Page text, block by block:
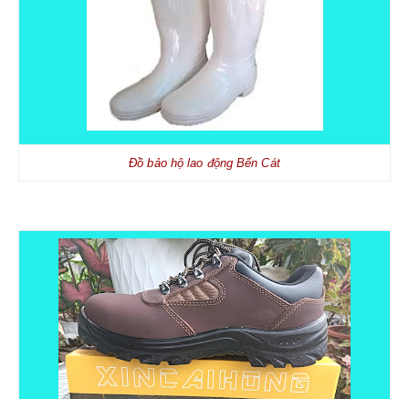
Đồ bảo hộ lao động Bến Cát